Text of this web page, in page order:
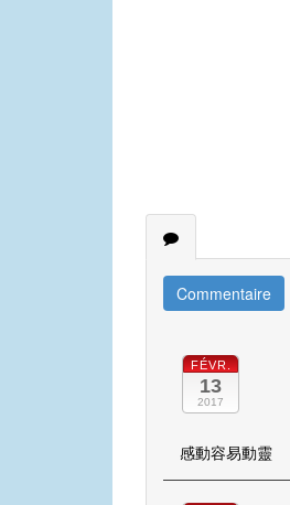
Commentaire
FÉVR.
13
2017
感動容易動靈